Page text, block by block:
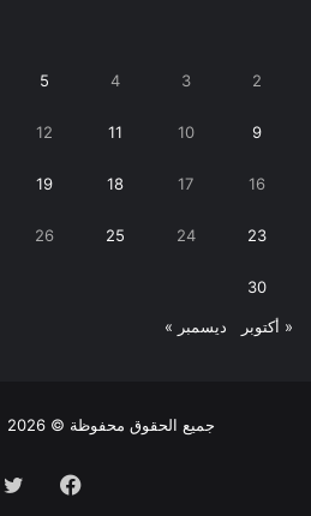
2
3
4
5
9
10
11
12
16
17
18
19
23
24
25
26
30
« أكتوبر ديسمبر »
جميع الحقوق محفوظة © 2026 |
فيسبوك